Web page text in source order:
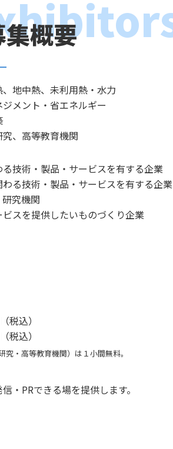
概要
、地中熱、未利用熱
水力
メント
省エネルギー
、高等教育機関
技術・製品・サービスを有する企業
る技術・製品・サービスを有する企業
究機関
スを提供したいものづくり企業
税込）
税込）
・高等教育機関）は１小間無料。
・PRできる場を提供します。